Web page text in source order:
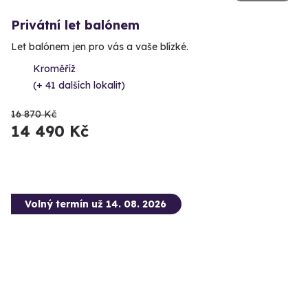
Privátní let balónem
Let balónem jen pro vás a vaše blízké.
Kroměříž
(+ 41 dalších lokalit)
16 870 Kč
14 490 Kč
Volný termín už 14. 08. 2026